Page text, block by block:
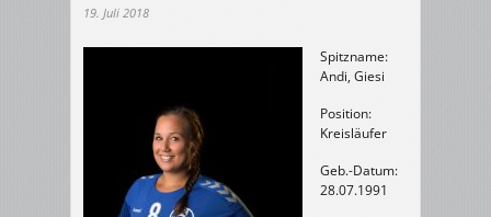
19. Juli 2018
Spitzname:
Andi, Giesi
Position:
Kreisläufer
Geb.-Datum:
28.07.1991